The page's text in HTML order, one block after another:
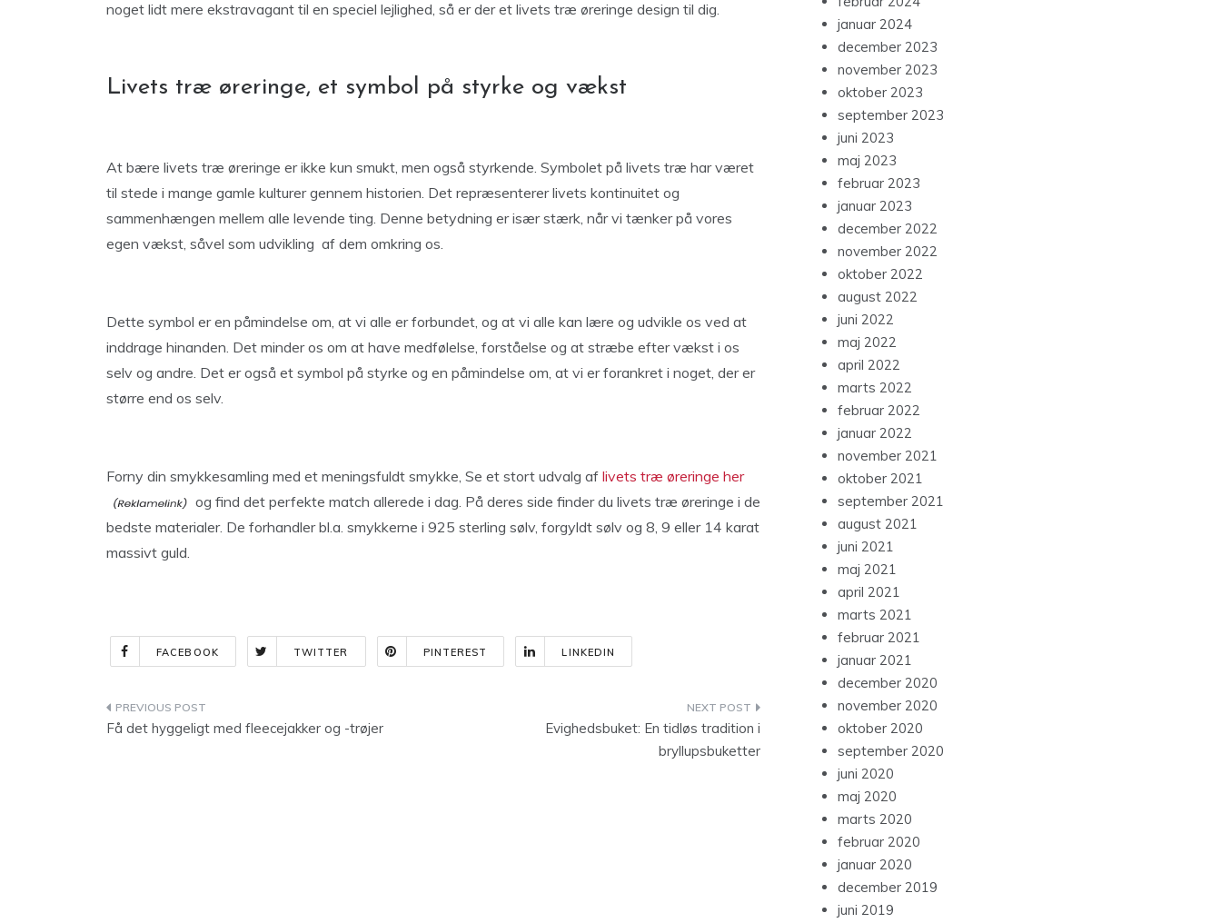
noget lidt mere ekstravagant til en speciel lejlighed, så er der et livets træ øreringe design til dig.
Livets træ øreringe, et symbol på styrke og vækst
At bære livets træ øreringe er ikke kun smukt, men også styrkende. Symbolet på livets træ har været
til stede i mange gamle kulturer gennem historien. Det repræsenterer livets kontinuitet og
sammenhængen mellem alle levende ting. Denne betydning er især stærk, når vi tænker på vores
egen vækst, såvel som udvikling af dem omkring os.
Dette symbol er en påmindelse om, at vi alle er forbundet, og at vi alle kan lære og udvikle os ved at
inddrage hinanden. Det minder os om at have medfølelse, forståelse og at stræbe efter vækst i os
selv og andre. Det er også et symbol på styrke og en påmindelse om, at vi er forankret i noget, der er
større end os selv.
Forny din smykkesamling med et meningsfuldt smykke, Se et stort udvalg af livets træ øreringe her
og find det perfekte match allerede i dag. På deres side finder du livets træ øreringe i de
bedste materialer. De forhandler bl.a. smykkerne i 925 sterling sølv, forgyldt sølv og 8, 9 eller 14 karat
massivt guld.
FACEBOOK TWITTER PINTEREST LINKEDIN
Indlægsnavigation
Få det hyggeligt med fleecejakker og -trøjer
Evighedsbuket: En tidløs tradition i
bryllupsbuketter
januar 2024
december 2023
november 2023
oktober 2023
september 2023
juni 2023
maj 2023
februar 2023
januar 2023
december 2022
november 2022
oktober 2022
august 2022
juni 2022
maj 2022
april 2022
marts 2022
februar 2022
januar 2022
november 2021
oktober 2021
september 2021
august 2021
juni 2021
maj 2021
april 2021
marts 2021
februar 2021
januar 2021
december 2020
november 2020
oktober 2020
september 2020
juni 2020
maj 2020
marts 2020
februar 2020
januar 2020
december 2019
juni 2019